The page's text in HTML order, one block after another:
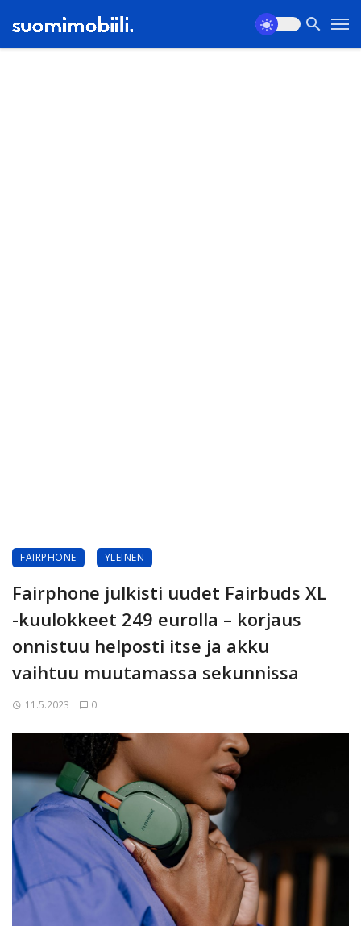
FAIRPHONE YLEINEN
Fairphone julkisti uudet Fairbuds XL
-kuulokkeet 249 eurolla – korjaus
onnistuu helposti itse ja akku
vaihtuu muutamassa sekunnissa
11.5.2023 0